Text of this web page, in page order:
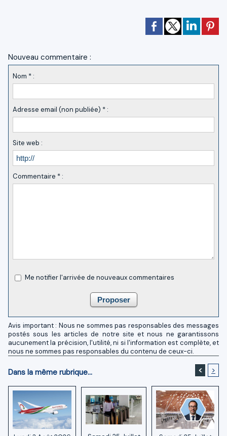
Nouveau commentaire :
Nom * :
Adresse email (non publiée) * :
Site web :
Commentaire * :
Me notifier l'arrivée de nouveaux commentaires
Avis important : Nous ne sommes pas responsables des messages
postés sous les articles de notre site et nous ne garantissons
aucunement la précision, l'utilité, ni si l'information est complète, et
nous ne sommes pas responsables du contenu de ceux-ci.
Dans la même rubrique... < >